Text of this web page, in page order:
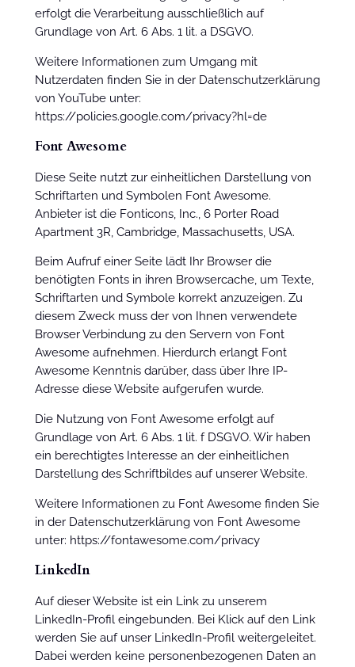
erfolgt die Verarbeitung ausschließlich auf
Grundlage von Art. 6 Abs. 1 lit. a DSGVO.
Weitere Informationen zum Umgang mit
Nutzerdaten finden Sie in der Datenschutzerklärung
von YouTube unter:
https://policies.google.com/privacy?hl=de
Font Awesome
Diese Seite nutzt zur einheitlichen Darstellung von
Schriftarten und Symbolen Font Awesome.
Anbieter ist die Fonticons, Inc., 6 Porter Road
Apartment 3R, Cambridge, Massachusetts, USA.
Beim Aufruf einer Seite lädt Ihr Browser die
benötigten Fonts in ihren Browsercache, um Texte,
Schriftarten und Symbole korrekt anzuzeigen. Zu
diesem Zweck muss der von Ihnen verwendete
Browser Verbindung zu den Servern von Font
Awesome aufnehmen. Hierdurch erlangt Font
Awesome Kenntnis darüber, dass über Ihre IP-
Adresse diese Website aufgerufen wurde.
Die Nutzung von Font Awesome erfolgt auf
Grundlage von Art. 6 Abs. 1 lit. f DSGVO. Wir haben
ein berechtigtes Interesse an der einheitlichen
Darstellung des Schriftbildes auf unserer Website.
Weitere Informationen zu Font Awesome finden Sie
in der Datenschutzerklärung von Font Awesome
unter: https://fontawesome.com/privacy
LinkedIn
Auf dieser Website ist ein Link zu unserem
LinkedIn-Profil eingebunden. Bei Klick auf den Link
werden Sie auf unser LinkedIn-Profil weitergeleitet.
Dabei werden keine personenbezogenen Daten an